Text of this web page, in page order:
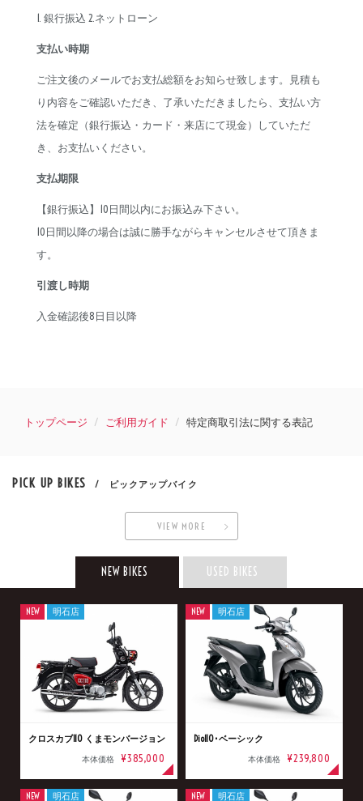
1. 銀行振込 2.ネットローン
支払い時期
ご注文後のメールでお支払総額をお知らせ致します。見積も
り内容をご確認いただき、了承いただきましたら、支払い方
法を確定（銀行振込・カード・来店にて現金）していただ
き、お支払いください。
支払期限
【銀行振込】10日間以内にお振込み下さい。
10日間以降の場合は誠に勝手ながらキャンセルさせて頂きま
す。
引渡し時期
入金確認後8日目以降
トップページ ご利用ガイド 特定商取引法に関する表記
PICK UP BIKES / ピックアップバイク
VIEW MORE
NEW BIKES USED BIKES
クロスカブ110 くまモンバージョン
本体価格 ¥385,000
NEW 明石店
Dio110･ベーシック
本体価格 ¥239,800
NEW 明石店
NEW 明石店 NEW 明石店